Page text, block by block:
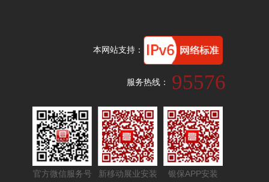
本网站支持：
服务热线： 95576
官方微信服务号 新移动展业安装 银保APP安装